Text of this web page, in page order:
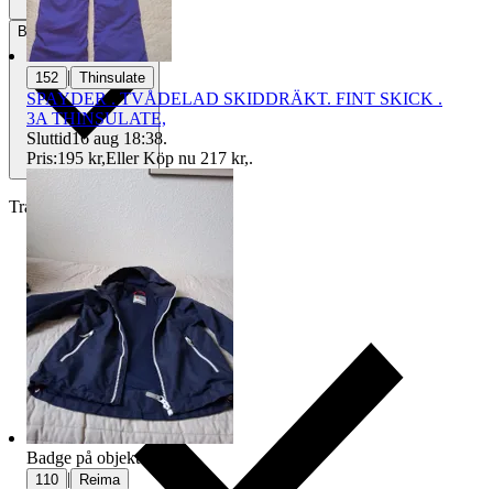
Betalning Via Tradera
Traderas köparskydd
152 | Thinsulate
SPAYDER . TVÅDELAD SKIDDRÄKT. FINT SKICK .
3A THINSULATE,
Sluttid16 aug 18:38.
Pris:195 kr,Eller Köp nu 217 kr,.
Badge på objektet:
110 | Reima